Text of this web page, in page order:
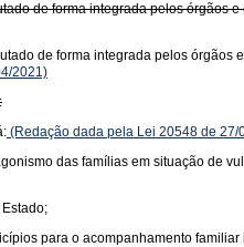
de forma integrada pelos
de forma integrada pelos
2021)
(Redação dada pela Lei 20548 de 27/
das famílias em situação de
para o acompanhamento familiar